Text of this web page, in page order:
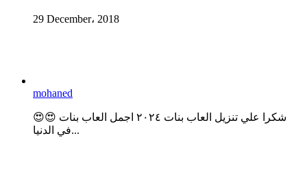
29 December، 2018
mohaned
😍😍 شكرا علي تنزيل العاب بنات ٢٠٢٤ اجمل العاب بنات
في الدنيا...